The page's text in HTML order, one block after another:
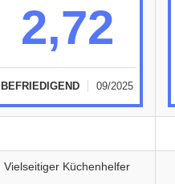
2,72
BEFRIEDIGEND 09/2025
Vielseitiger Küchenhelfer